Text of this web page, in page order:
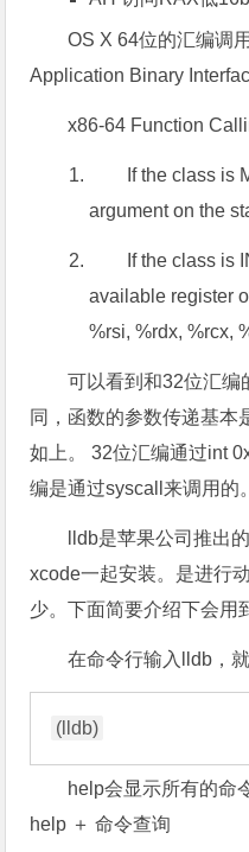
OS X 64位的汇编调
Application Binary
x86-64 Function
If the class is
argument on the
If the class is
available register
%rsi, %rdx, %rcx,
可以看到和32位汇编
同，函数的参数传递基本
如上。 32位汇编通过int
编是通过syscall来调用的。
lldb是苹果公司推出
xcode一起安装。是进行
少。下面简要介绍下会用
在命令行输入lldb，
help会显示所有的命
help ＋ 命令查询